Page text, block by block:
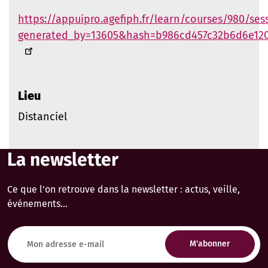
https://appuipro.agefiph.fr/learn/courses/980/
Lieu
Distanciel
La newsletter
Ce que l'on retrouve dans la newsletter : actus, veille,
événements...